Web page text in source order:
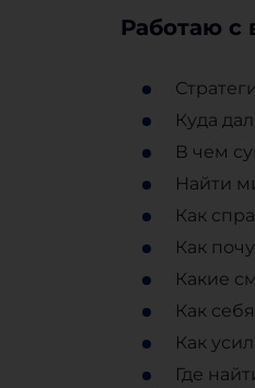
Работаю с
Куда
В чем
Найти
Как
Как
Какие
Как
Как
Где